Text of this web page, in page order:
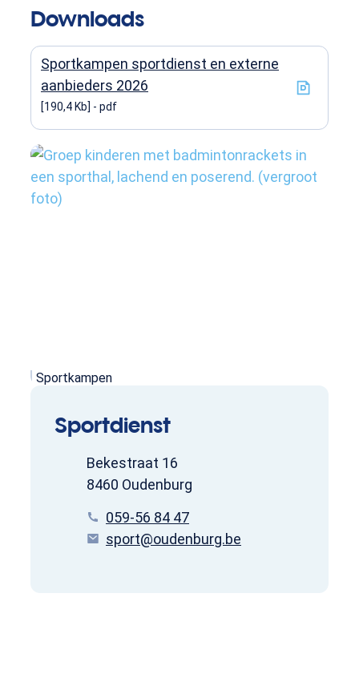
Downloads
Sportkampen sportdienst en externe
aanbieders 2026
190,4 Kb pdf
Sportkampen
Contact
Sportdienst
AdresBekestraat 16
,8460 Oudenburg
059-56 84 47
E-mail
sport@oudenburg.be